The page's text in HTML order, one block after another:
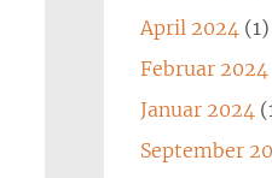
April 2024(1)
Februar 2024
Januar 2024
September